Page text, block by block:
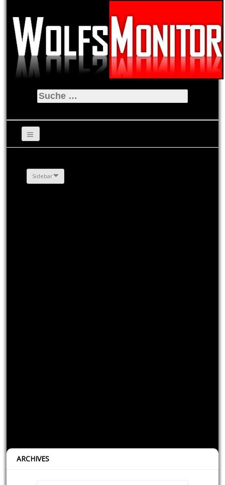
Suche
nach:
Sidebar
ARCHIVES